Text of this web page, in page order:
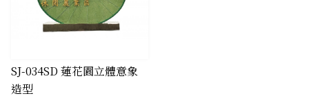
SJ-034SD 蓮花園立體意象
造型